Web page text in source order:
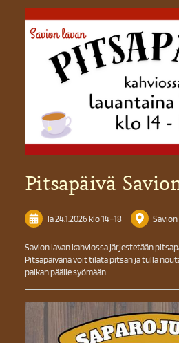
Pitsapäivä
la 24.1.2026klo 14–18
Savion lavan kahviossa järjestetään
Pitsapäivänä voit tilata pitsan ja tulla
paikan päälle syömään.